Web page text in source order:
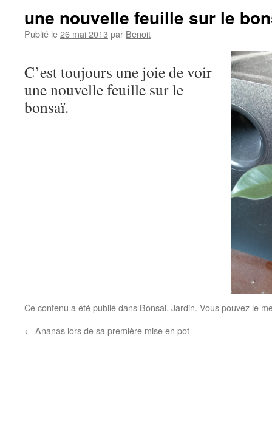
une nouvelle feuille sur le
Publié le26 mai 2013 par Benoit
C’est toujours une joie de voir
une nouvelle feuille sur le
bonsaï.
Ce contenu a été publié dans Bonsai, Jardin. Vous pouvez le
← Ananas lors de sa première mise en pot